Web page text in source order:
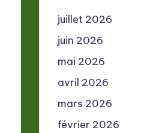
juillet 2026
juin 2026
mai 2026
avril 2026
mars 2026
février 2026